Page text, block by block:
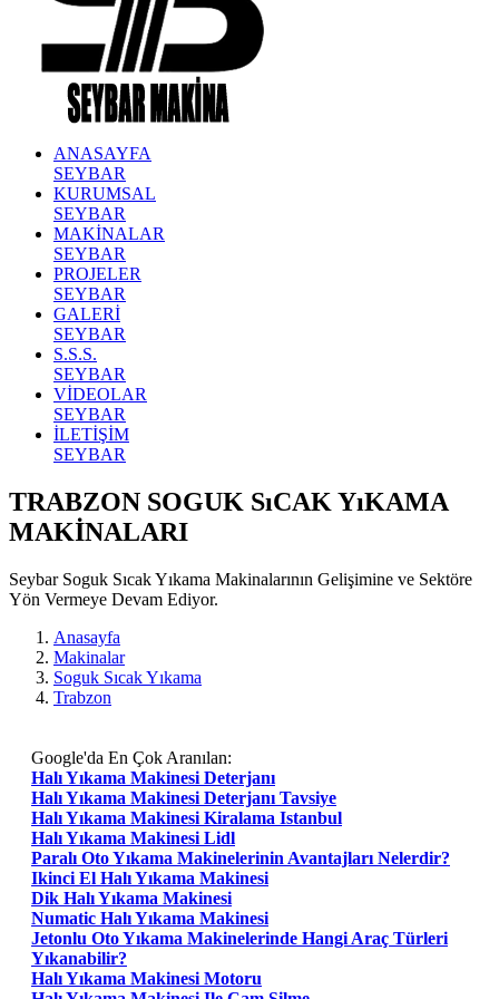
ANASAYFA
SEYBAR
KURUMSAL
SEYBAR
MAKİNALAR
SEYBAR
PROJELER
SEYBAR
GALERİ
SEYBAR
S.S.S.
SEYBAR
VİDEOLAR
SEYBAR
İLETİŞİM
SEYBAR
TRABZON SOGUK SıCAK YıKAMA
MAKİNALARI
Seybar Soguk Sıcak Yıkama Makinalarının Gelişimine ve Sektöre
Yön Vermeye Devam Ediyor.
Anasayfa
Makinalar
Soguk Sıcak Yıkama
Trabzon
Google'da En Çok Aranılan:
Halı Yıkama Makinesi Deterjanı
Halı Yıkama Makinesi Deterjanı Tavsiye
Halı Yıkama Makinesi Kiralama Istanbul
Halı Yıkama Makinesi Lidl
Paralı Oto Yıkama Makinelerinin Avantajları Nelerdir?
Ikinci El Halı Yıkama Makinesi
Dik Halı Yıkama Makinesi
Numatic Halı Yıkama Makinesi
Jetonlu Oto Yıkama Makinelerinde Hangi Araç Türleri
Yıkanabilir?
Halı Yıkama Makinesi Motoru